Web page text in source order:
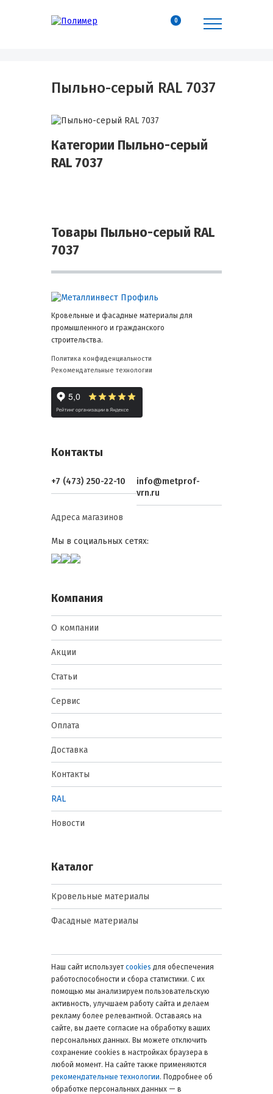
0
Пыльно-серый RAL 7037
Категории Пыльно-серый
RAL 7037
Товары Пыльно-серый RAL
7037
Кровельные и фасадные материалы для
промышленного и гражданского
строительства.
Политика конфиденциальности
Рекомендательные технологии
Контакты
+7 (473) 250-22-10
info@metprof-
vrn.ru
Адреса магазинов
Мы в социальных сетях:
Компания
О компании
Акции
Статьи
Сервис
Оплата
Доставка
Контакты
RAL
Новости
Каталог
Кровельные материалы
Фасадные материалы
Наш сайт использует cookies для обеспечения
работоспособности и сбора статистики. С их
помощью мы анализируем пользовательскую
активность, улучшаем работу сайта и делаем
рекламу более релевантной. Оставаясь на
сайте, вы даете согласие на обработку ваших
персональных данных. Вы можете отключить
сохранение cookies в настройках браузера в
любой момент. На сайте также применяются
рекомендательные технологии. Подробнее об
обработке персональных данных — в